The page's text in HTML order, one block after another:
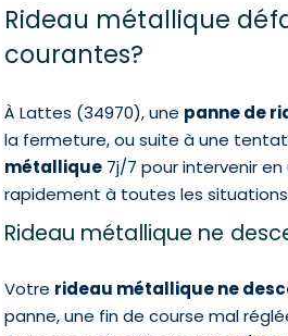
Rideau métallique
courantes?
À Lattes (34970), une panne de
la fermeture, ou suite à une
métallique7j/7 pour intervenir en
rapidement à toutes les
Rideau métallique ne
Votre rideau métallique ne
panne, une fin de course mal